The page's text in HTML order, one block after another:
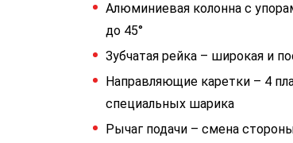
Алюминиевая колонна с
до 45°
Зубчатая рейка – широкая и
Направляющие каретки – 4
специальных шарика
Рычаг подачи – смена